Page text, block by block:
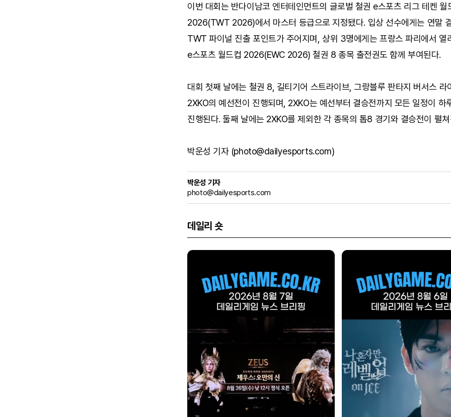
이번 대회는 반다이남코 엔터테인먼트의 글로벌 철권 e스포츠 리그 테켄 월
2026(TWT 2026)에서 마스터 등급으로 지정됐다. 입상 선수에게는 연말
TWT 파이널 진출 포인트가 주어지며, 상위 3명에게는 프랑스 파리에서 열
e스포츠 월드컵 2026(EWC 2026) 철권 8 종목 출전권도 함께 부여된다.
대회 첫째 날에는 철권 8, 길티기어 스트라이브, 그랑블루 판타지 버서스 라
2XKO의 예선전이 진행되며, 2XKO는 예선부터 결승전까지 모든 일정이 하
진행된다. 둘째 날에는 2XKO를 제외한 각 종목의 톱8 경기와 결승전이 펼
박운성 기자 (photo@dailyesports.com)
박운성 기자
photo@dailyesports.com
데일리 숏